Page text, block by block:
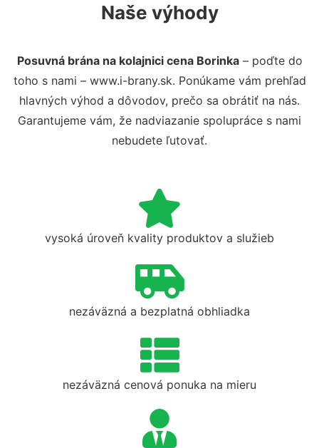
Naše výhody
Posuvná brána na kolajnici cena Borinka– poďte do
toho s nami – www.i-brany.sk. Ponúkame vám prehľad
hlavných výhod a dôvodov, prečo sa obrátiť na nás.
Garantujeme vám, že nadviazanie spolupráce s nami
nebudete ľutovať.
vysoká úroveň kvality produktov a služieb
nezáväzná a bezplatná obhliadka
nezáväzná cenová ponuka na mieru